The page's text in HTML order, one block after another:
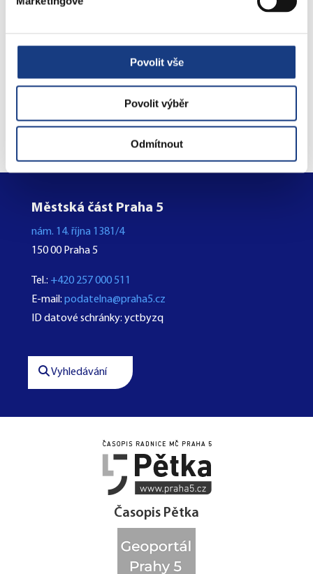
Povolit vše
Povolit výběr
Odmítnout
Parkovací karty
Objednejte se na úřad
Městská část Praha 5
nám. 14. října 1381/4
150 00 Praha 5
Tel.: +420 257 000 511
E-mail: podatelna@praha5.cz
ID datové schránky: yctbyzq
Vyhledávání
 
Časopis Pětka